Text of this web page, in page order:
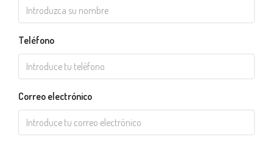
Teléfono
Correo electrónico